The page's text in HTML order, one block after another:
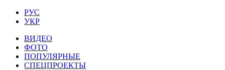
РУС
УКР
ВИДЕО
ФОТО
ПОПУЛЯРНЫЕ
СПЕЦПРОЕКТЫ